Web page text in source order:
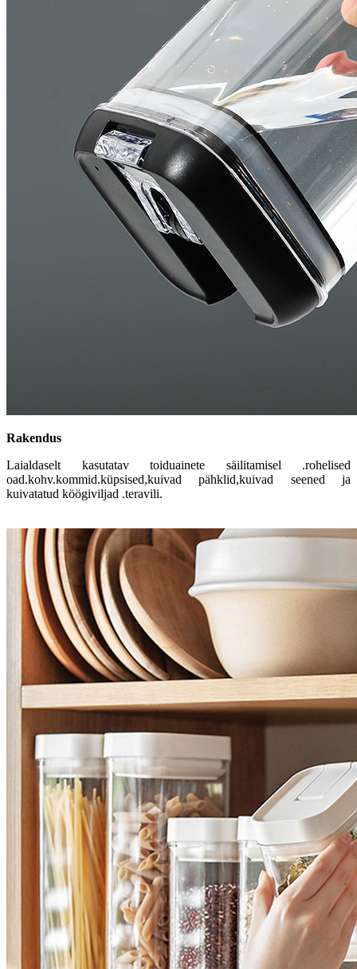
Rakendus
Laialdaselt kasutatav toiduainete säilitamisel .rohelised
oad.kohv.kommid.küpsised,kuivad pähklid,kuivad seened ja
kuivatatud köögiviljad .teravili.